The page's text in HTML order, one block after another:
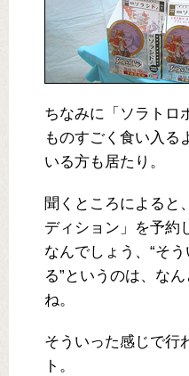
ちなみに「ソラトロ
ものすごく食い入る
いる方も居たり。
聞くところによると
ディション」を予約
なんでしょう、“そ
る”というのは、な
ね。
そういった感じで行
ト。